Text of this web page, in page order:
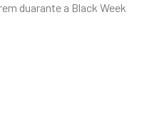
duarante a Black Week